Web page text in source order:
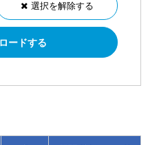
選択を解除する